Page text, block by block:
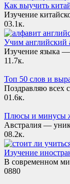
Как выучить
Изучение
03.1к.
Учим английский
Изучение языка —
11.7к.
Топ 50 слов и
Поздравляю всех
01.6к.
Плюсы и минусы
Австралия —
08.2к.
Изучение
В современном
0880